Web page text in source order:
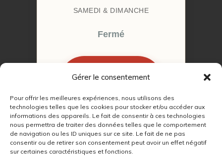
Gérer le consentement
Pour offrir les meilleures expériences, nous utilisons des
technologies telles que les cookies pour stocker et/ou accéder aux
informations des appareils. Le fait de consentir à ces technologies
nous permettra de traiter des données telles que le comportement
de navigation ou les ID uniques sur ce site. Le fait de ne pas
consentir ou de retirer son consentement peut avoir un effet négatif
sur certaines caractéristiques et fonctions.
SAMEDI & DIMANCHE
Fermé
RENDEZ-VOUS
© 2022 – 2026Autour du Feu 77